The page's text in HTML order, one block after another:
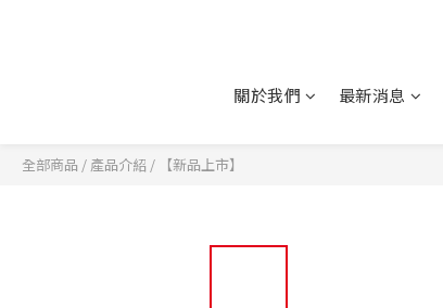
關於我們 最新消息
全部商品 / 產品介紹 / 【新品上市】